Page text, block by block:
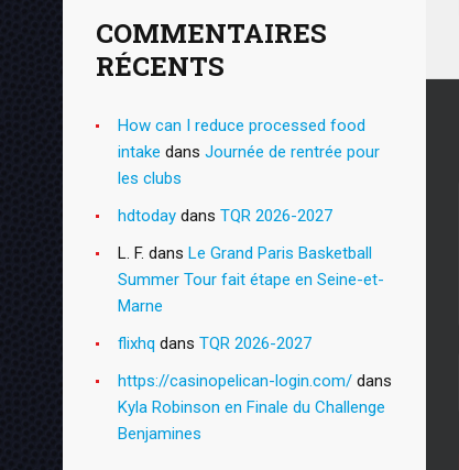
COMMENTAIRES
RÉCENTS
How can I reduce processed food
intake dans Journée de rentrée pour
les clubs
hdtoday dans TQR 2026-2027
L. F. dans Le Grand Paris Basketball
Summer Tour fait étape en Seine-et-
Marne
flixhq dans TQR 2026-2027
https://casinopelican-login.com/ dans
Kyla Robinson en Finale du Challenge
Benjamines